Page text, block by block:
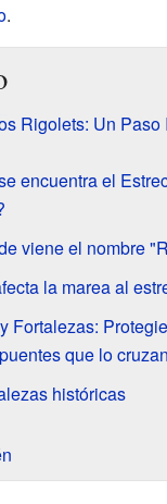
.
Rigolets: Un Paso
encuentra el
viene el nombre
la marea al
Fortalezas:
que lo cruzan
históricas